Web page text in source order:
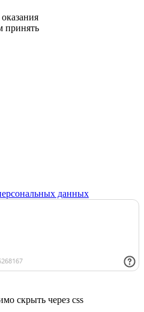
принять
данных
скрыть через css